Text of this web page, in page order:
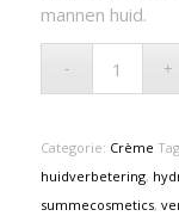
mannen huid.
Categorie: Crème
huidverbetering,
summecosmetics,